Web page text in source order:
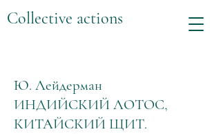
Collective actions
Ю. Лейдерман
ИНДИЙСКИЙ ЛОТОС,
КИТАЙСКИЙ ЩИТ.